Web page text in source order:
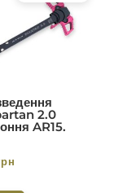
2.0
AR15.
Оцінено в
з 5